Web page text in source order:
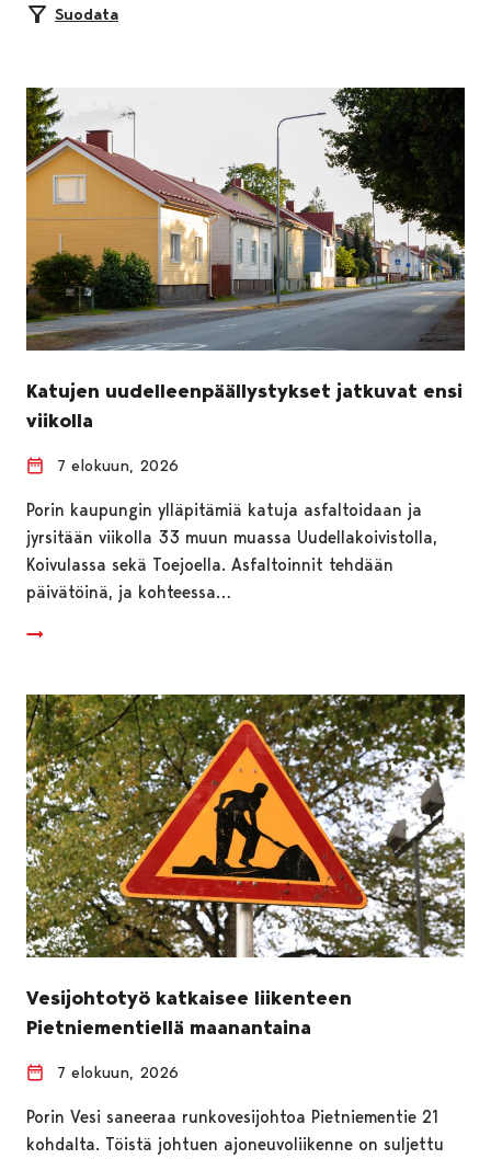
Suodata
Katujen uudelleenpäällystykset jatkuvat ensi
viikolla
7 elokuun, 2026
Porin kaupungin ylläpitämiä katuja asfaltoidaan ja
jyrsitään viikolla 33 muun muassa Uudellakoivistolla,
Koivulassa sekä Toejoella. Asfaltoinnit tehdään
päivätöinä, ja kohteessa…
Vesijohtotyö katkaisee liikenteen
Pietniementiellä maanantaina
7 elokuun, 2026
Porin Vesi saneeraa runkovesijohtoa Pietniementie 21
kohdalta. Töistä johtuen ajoneuvoliikenne on suljettu